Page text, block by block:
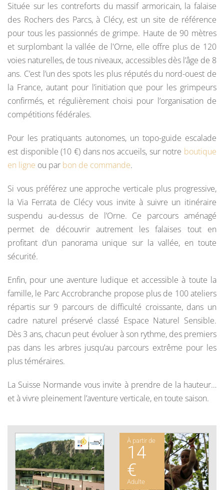
Située sur les contreforts du massif armoricain, la falaise
des Rochers des Parcs, à Clécy, est un site de référence
pour tous les passionnés de grimpe. Haute de 90 mètres
et surplombant la vallée de l'Orne, elle offre plus de 120
voies naturelles, de tous niveaux, accessibles dès l’âge de 8
ans. C’est l’un des spots les plus réputés du nord-ouest de
la France, autant pour l’initiation que pour les grimpeurs
confirmés, et régulièrement choisi pour l’organisation de
compétitions fédérales.
Pour les pratiquants autonomes, un topo-guide escalade
est disponible (10 €) dans nos accueils, sur notre boutique
en ligne ou par bon de commande.
Si vous préférez une approche verticale plus progressive,
la Via Ferrata de Clécy vous invite à suivre un itinéraire
suspendu au-dessus de l’Orne. Ce parcours aménagé
permet de découvrir autrement les falaises tout en
profitant d’un panorama unique sur la vallée, en toute
sécurité.
Enfin, pour une aventure ludique et accessible à toute la
famille, le Parc Accrobranche propose plus de 100 ateliers
répartis sur 9 parcours de difficulté croissante, dans un
cadre naturel préservé classé Espace Naturel Sensible.
Dès 3 ans, chacun peut évoluer à son rythme, des premiers
pas dans les arbres jusqu’au parcours extrême pour les
plus téméraires.
La Suisse Normande vous invite à prendre de la hauteur…
et à vivre pleinement l’aventure verticale, en toute saison.
À partir de
14
€
Adulte